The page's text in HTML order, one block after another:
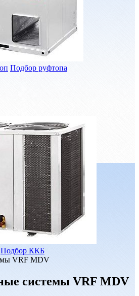
Подбор руфтопа
Подбор ККБ
VRF MDV
системы VRF MDV